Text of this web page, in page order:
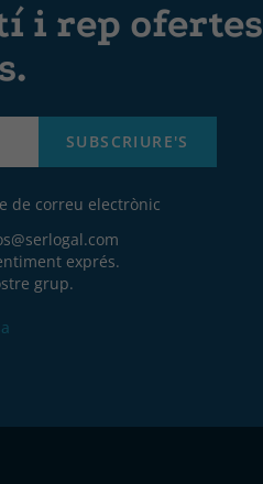
i rep ofertes
SUBSCRIURE'S
de correu electrònic
exprés.
grup.